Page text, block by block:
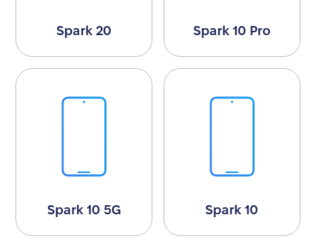
Spark 20 Spark 10 Pro
Spark 10 5G Spark 10